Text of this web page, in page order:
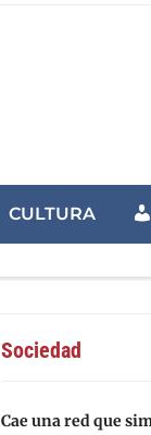
CULTURA
Sociedad
Cae una red que